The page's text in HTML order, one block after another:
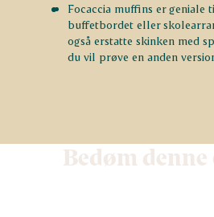
Focaccia muffins er geniale
buffetbordet eller
også erstatte skinken med
du vil prøve en anden
Bedøm